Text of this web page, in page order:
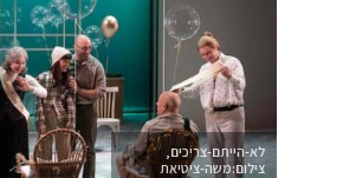
לא-הייתם-צריכים,
צילום:משה-ציטיאת